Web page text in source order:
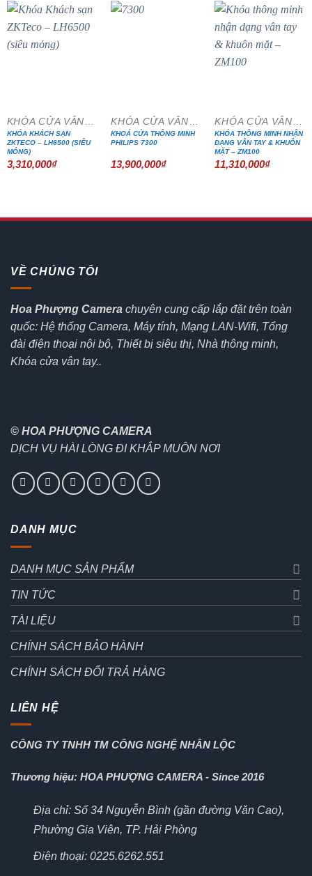
KHÓA CỬA VÂN TAY
KHÓA KHÁCH SẠN
ZKTECO – LH6500 (SIÊU
MỎNG)
3,310,000₫
KHÓA CỬA VÂN TAY
KHOÁ CỬA THÔNG MINH
PHILIPS 7300
13,900,000₫
KHÓA CỬA VÂN TAY
KHÓA THÔNG MINH NHẬN
DẠNG VÂN TAY & KHUÔN
MẶT – ZM100
11,310,000₫
VỀ CHÚNG TÔI
Hoa Phượng Camera chuyên cung cấp lắp đặt trên toàn
quốc: Hệ thống Camera, Máy tính, Mạng LAN-Wifi, Tổng
đài điện thoại nội bộ, Thiết bị siêu thị, Nhà thông minh,
Khóa cửa vân tay..
© HOA PHƯỢNG CAMERA
DỊCH VỤ HÀI LÒNG ĐI KHẮP MUÔN NƠI
DANH MỤC
DANH MỤC SẢN PHẨM
TIN TỨC
TÀI LIỆU
CHÍNH SÁCH BẢO HÀNH
CHÍNH SÁCH ĐỔI TRẢ HÀNG
LIÊN HỆ
CÔNG TY TNHH TM CÔNG NGHỆ NHÂN LỘC
Thương hiệu: HOA PHƯỢNG CAMERA - Since 2016
Địa chỉ: Số 34 Nguyễn Bình (gần đường Văn Cao),
Phường Gia Viên, TP. Hải Phòng
Điện thoại: 0225.6262.551